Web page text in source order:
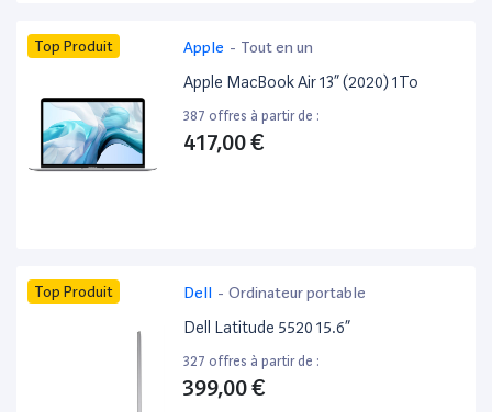
Top Produit Apple - Tout en un
Apple MacBook Air 13” (2020) 1To
387 offres à partir de :
417,00 €
Top Produit Dell - Ordinateur portable
Dell Latitude 5520 15.6”
327 offres à partir de :
399,00 €